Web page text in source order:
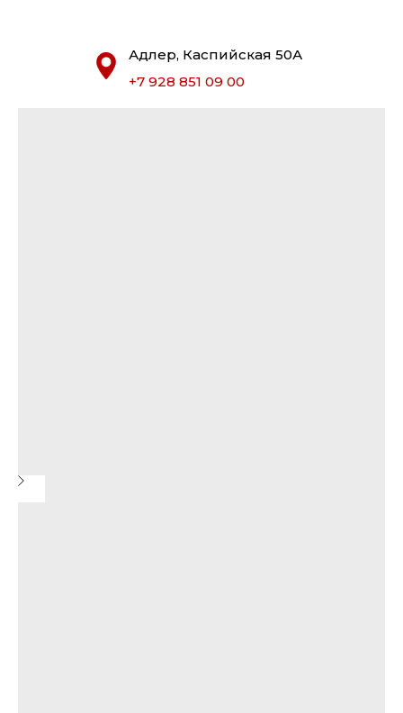
Адлер, Каспийская 50А
+7 928 851 09 00